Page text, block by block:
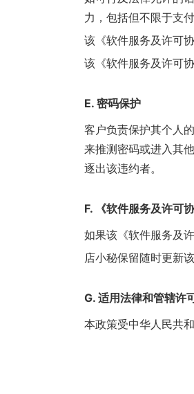
力，包括但不限于支
该《软件服务及许可
该《软件服务及许可
E. 密码保护
客户负责保护其个人
来推测密码或进入其
逐出该违约者。
F. 《软件服务及许可
如果该《软件服务及
店小秘保留随时更新
G. 适用法律和管辖许
本政策受中华人民共